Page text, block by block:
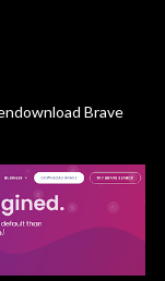
Brave